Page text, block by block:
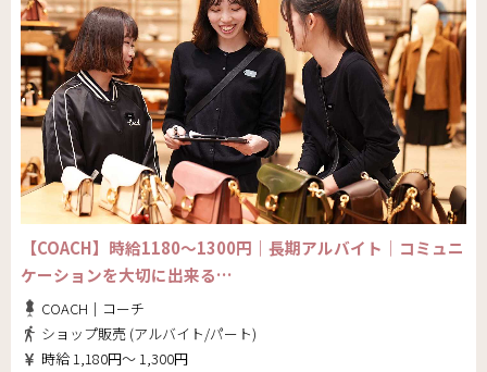
【COACH】時給1180～1300円｜長期アルバイト│コミュニ
ケーションを大切に出来る…
COACH｜コーチ
ショップ販売 (アルバイト/パート)
時給 1,180円～ 1,300円